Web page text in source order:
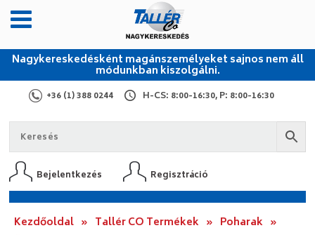
Nagykereskedésként magánszemélyeket sajnos nem áll
módunkban kiszolgálni.
+36 (1) 388 0244 H-CS: 8:00-16:30, P: 8:00-16:30
Bejelentkezés Regisztráció
Kezdőoldal » Tallér CO Termékek » Poharak »